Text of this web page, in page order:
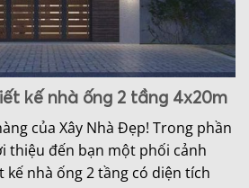
kế nhà ống 2 tầng 4x20m
của Xây Nhà Đẹp! Trong phần
thiệu đến bạn một phối cảnh
kế nhà ống 2 tầng có diện tích